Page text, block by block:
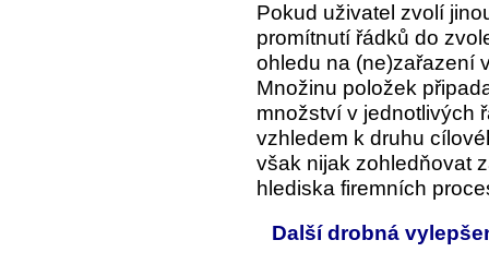
Pokud uživatel zvolí
promítnutí řádků do
ohledu na (ne)zařazení
Množinu položek
množství v jednotlivých
vzhledem k druhu
však nijak zohledňovat
hlediska firemních
Další drobná